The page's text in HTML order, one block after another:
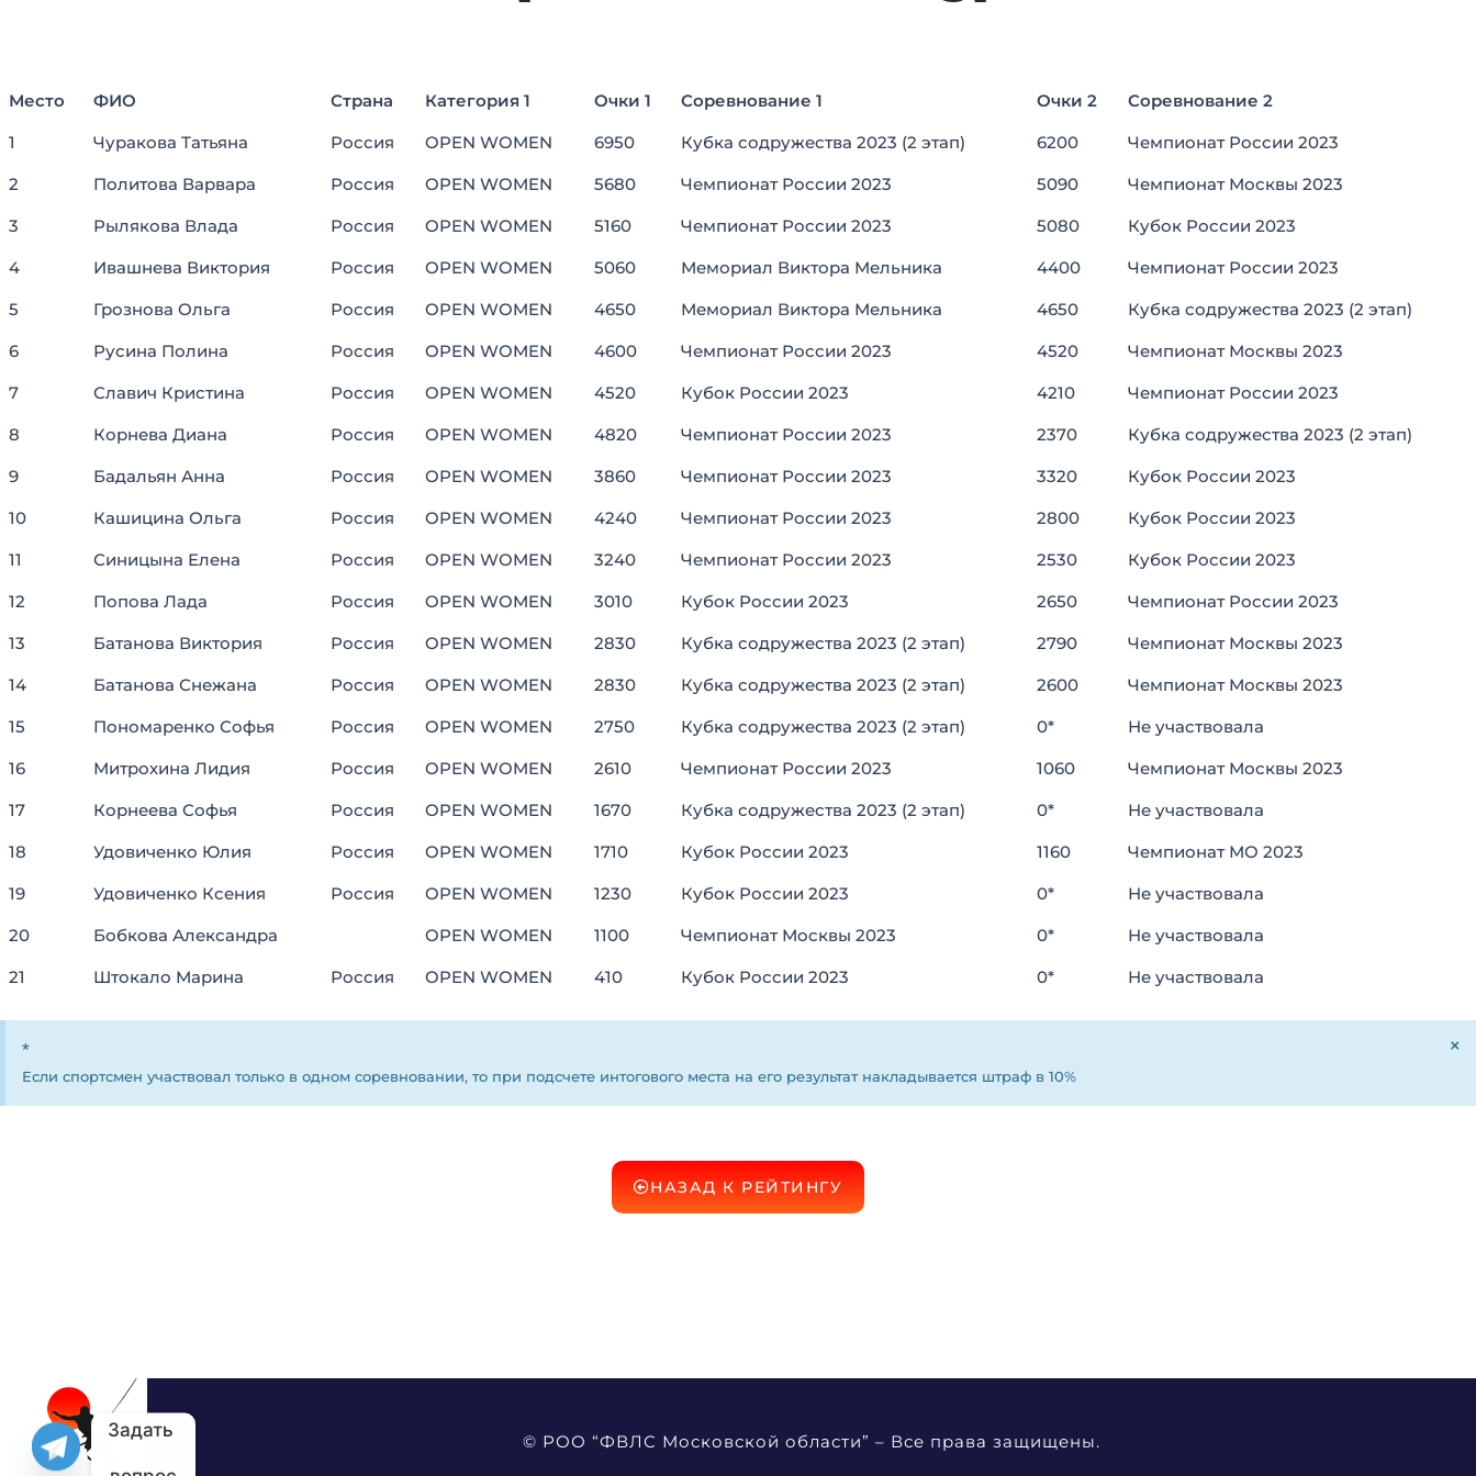
Место ФИО Страна Категория 1 Очки 1 Соревнование 1 Очки 2
Соревнование 2
Место
ФИО Страна Категория 1 Очки 1 Соревнование 1 Очки 2 Соревнование 2
1 Чуракова Татьяна Россия OPEN WOMEN 6950 Кубка содружества 2023 (2 этап) 6200
Чемпионат России 2023
2
Политова Варвара Россия OPEN WOMEN 5680 Чемпионат России 2023 5090
Чемпионат Москвы 2023
3
Рылякова Влада Россия OPEN WOMEN 5160 Чемпионат России 2023 5080
Кубок России 2023
4
Ивашнева Виктория Россия OPEN WOMEN 5060 Мемориал Виктора Мельника 4400
Чемпионат России 2023
5
Грознова Ольга Россия OPEN WOMEN 4650 Мемориал Виктора Мельника 4650
Кубка содружества 2023 (2 этап)
6
Русина Полина Россия OPEN WOMEN 4600 Чемпионат России 2023 4520
Чемпионат Москвы 2023
7
Славич Кристина Россия OPEN WOMEN 4520 Кубок России 2023 4210
Чемпионат России 2023
8
Корнева Диана Россия OPEN WOMEN 4820 Чемпионат России 2023 2370
Кубка содружества 2023 (2 этап)
9
Бадальян Анна Россия OPEN WOMEN 3860 Чемпионат России 2023 3320
Кубок России 2023
10
Кашицина Ольга Россия OPEN WOMEN 4240 Чемпионат России 2023 2800
Кубок России 2023
11
Синицына Елена Россия OPEN WOMEN 3240 Чемпионат России 2023 2530
Кубок России 2023
12
Попова Лада Россия OPEN WOMEN 3010 Кубок России 2023 2650
Чемпионат России 2023
13
Батанова Виктория Россия OPEN WOMEN 2830 Кубка содружества 2023 (2 этап) 2790
Чемпионат Москвы 2023
14
Батанова Снежана Россия OPEN WOMEN 2830 Кубка содружества 2023 (2 этап) 2600
Чемпионат Москвы 2023
15
Пономаренко Софья Россия OPEN WOMEN 2750 Кубка содружества 2023 (2 этап) 0*
Не участвовала
16
Митрохина Лидия Россия OPEN WOMEN 2610 Чемпионат России 2023 1060
Чемпионат Москвы 2023
17
Корнеева Софья Россия OPEN WOMEN 1670 Кубка содружества 2023 (2 этап) 0*
Не участвовала
18
Удовиченко Юлия Россия OPEN WOMEN 1710 Кубок России 2023 1160
Чемпионат МО 2023
19
Удовиченко Ксения Россия OPEN WOMEN 1230 Кубок России 2023 0*
Не участвовала
20
Бобкова Александра OPEN WOMEN 1100 Чемпионат Москвы 2023 0*
Не участвовала
21
Штокало Марина Россия OPEN WOMEN 410 Кубок России 2023 0* Не участвовала
*
Если спортсмен участвовал только в одном соревновании, то при подсчете интогового места на его результат накладывается штраф в 10%
×
НАЗАД К РЕЙТИНГУ
© РОО “ФВЛС Московской области” – Все права защищены.
Задать